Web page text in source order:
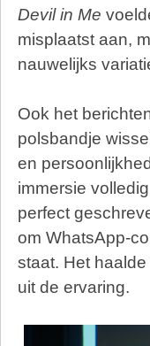
Devil in Me
misplaatst aan,
nauwelijks
Ook het
polsbandje
en
immersie
perfect
om WhatsApp-
staat. Het
uit de ervaring.